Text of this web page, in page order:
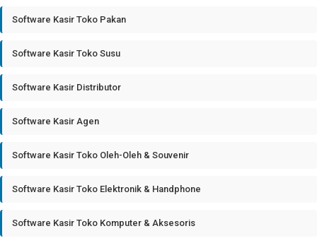
Software Kasir Toko Pakan
Software Kasir Toko Susu
Software Kasir Distributor
Software Kasir Agen
Software Kasir Toko Oleh-Oleh & Souvenir
Software Kasir Toko Elektronik & Handphone
Software Kasir Toko Komputer & Aksesoris